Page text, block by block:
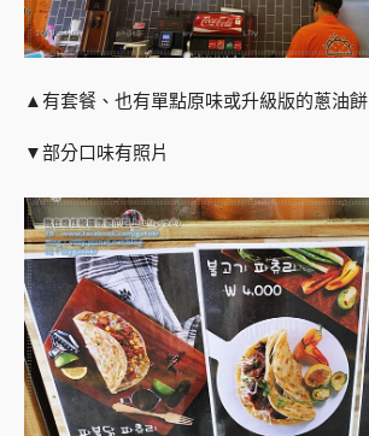
▲有套餐、也有單點原味或升級版的蔥油餅
▼部分口味有照片